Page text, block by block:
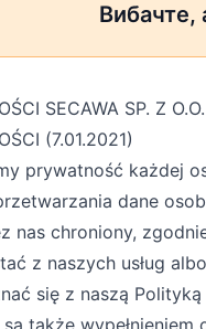
Вибачте,
SECAWA SP. Z O.O.
(7.01.2021)
prywatność każdej
dane
nas chroniony,
z naszych usług
się z naszą Polityką
także